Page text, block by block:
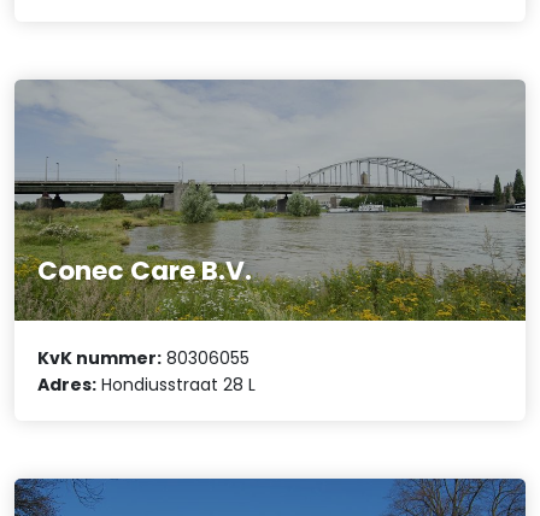
Conec Care B.V.
KvK nummer: 80306055
Adres: Hondiusstraat 28 L